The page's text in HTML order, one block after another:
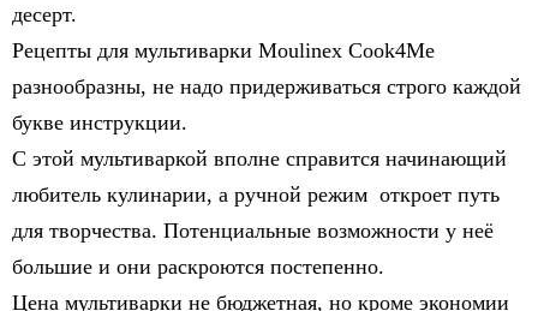
десерт.
Рецепты для мультиварки Moulinex Cook4Me
разнообразны, не надо придерживаться строго каждой
букве инструкции.
С этой мультиваркой вполне справится начинающий
любитель кулинарии, а ручной режим откроет путь
для творчества. Потенциальные возможности у неё
большие и они раскроются постепенно.
Цена мультиварки не бюджетная, но кроме экономии